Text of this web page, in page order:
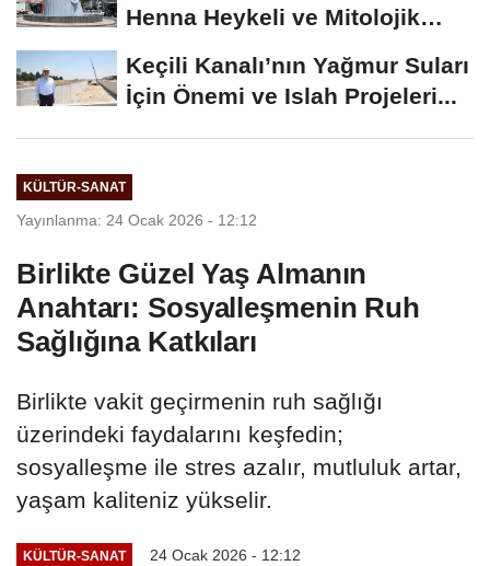
Henna Heykeli ve Mitolojik
Keçili Kanalı’nın Yağmur Suları
İçin Önemi ve Islah Projeleri...
KÜLTÜR-SANAT
Yayınlanma: 24 Ocak 2026 - 12:12
Birlikte Güzel Yaş Almanın
Anahtarı: Sosyalleşmenin Ruh
Sağlığına Katkıları
Birlikte vakit geçirmenin ruh sağlığı
üzerindeki faydalarını keşfedin;
sosyalleşme ile stres azalır, mutluluk artar,
yaşam kaliteniz yükselir.
KÜLTÜR-SANAT 24 Ocak 2026 - 12:12